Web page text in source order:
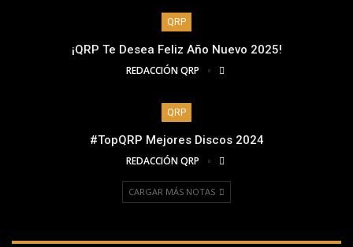
QRP
¡QRP Te Desea Feliz Año Nuevo 2025!
REDACCIÓN QRP
QRP
#TopQRP Mejores Discos 2024
REDACCIÓN QRP
CARGAR MÁS NOTAS